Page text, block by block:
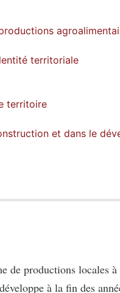
territoriale
territoire
et dans le
de productions locales à
à la fin des